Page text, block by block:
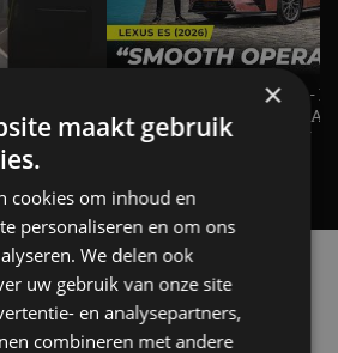
een
-
De perfecte (gezins)taxi? -
ES500e (2026) - REVIEW -
UITGELEGD! - AutoRAI TV
automerken
voor meer informatie, modellen
nieuwsberichten
×
maakt gebruik
cookies om inhoud en
personaliseren en om ons
We delen ook
uw gebruik van onze site
en analysepartners,
combineren met andere